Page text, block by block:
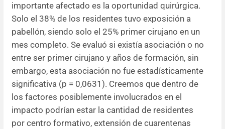
importante afectado es la oportunidad quirúrgica.
Solo el 38% de los residentes tuvo exposición a
pabellón, siendo solo el 25% primer cirujano en un
mes completo. Se evaluó si existía asociación o no
entre ser primer cirujano y años de formación, sin
embargo, esta asociación no fue estadísticamente
significativa (p = 0,0631). Creemos que dentro de
los factores posiblemente involucrados en el
impacto podrían estar la cantidad de residentes
por centro formativo, extensión de cuarentenas